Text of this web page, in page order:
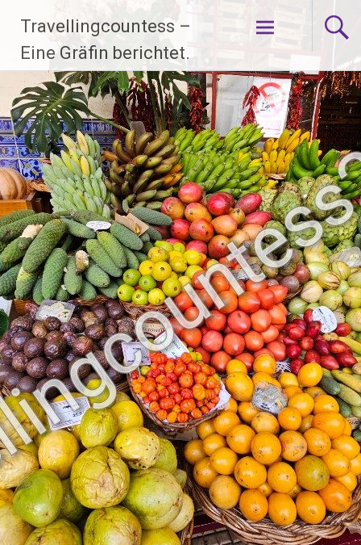
Inhalt
springen
Travellingcountess –
Eine Gräfin berichtet.